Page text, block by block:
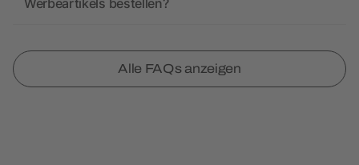
Werbeartikels bestellen?
Alle FAQs anzeigen